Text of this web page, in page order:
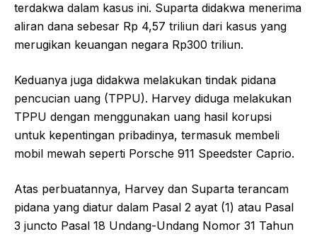
terdakwa dalam kasus ini. Suparta didakwa menerima
aliran dana sebesar Rp 4,57 triliun dari kasus yang
merugikan keuangan negara Rp300 triliun.
Keduanya juga didakwa melakukan tindak pidana
pencucian uang (TPPU). Harvey diduga melakukan
TPPU dengan menggunakan uang hasil korupsi
untuk kepentingan pribadinya, termasuk membeli
mobil mewah seperti Porsche 911 Speedster Caprio.
Atas perbuatannya, Harvey dan Suparta terancam
pidana yang diatur dalam Pasal 2 ayat (1) atau Pasal
3 juncto Pasal 18 Undang-Undang Nomor 31 Tahun